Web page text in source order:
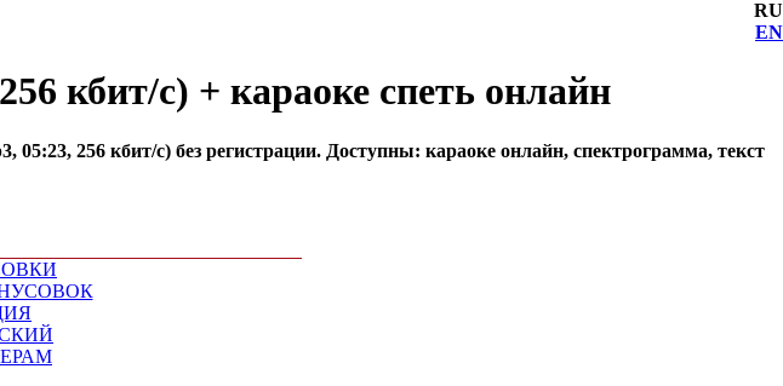
RU
EN
кбит/с) + караоке спеть онлайн
256 кбит/с) без регистрации. Доступны: караоке онлайн, спектрограмма, текст